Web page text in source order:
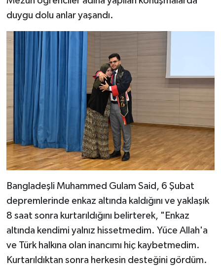
duygu dolu anlar yaşandı.
Bangladeşli Muhammed Gulam Said, 6 Şubat
depremlerinde enkaz altında kaldığını ve yaklaşık
8 saat sonra kurtarıldığını belirterek, "Enkaz
altında kendimi yalnız hissetmedim. Yüce Allah'a
ve Türk halkına olan inancımı hiç kaybetmedim.
Kurtarıldıktan sonra herkesin desteğini gördüm.